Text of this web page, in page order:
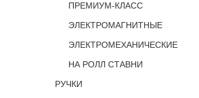
ПРЕМИУМ-КЛАСС
ЭЛЕКТРОМАГНИТНЫЕ
ЭЛЕКТРОМЕХАНИЧЕСКИЕ
НА РОЛЛ СТАВНИ
РУЧКИ